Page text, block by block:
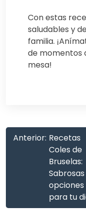
Con estas
saludables y
familia.
de momentos
mesa!
Anterior: Recetas
Coles de
Bruselas:
Sabrosas
opciones
para tu